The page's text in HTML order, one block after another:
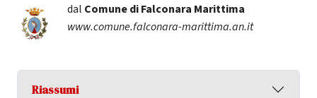
dal Comune di Falconara Marittima
www.comune.falconara-marittima.an.it
Riassumi